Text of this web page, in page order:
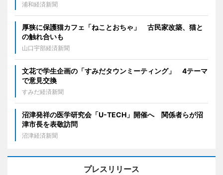
浦和経済新聞
厚狭に保護猫カフェ「ねことおちゃ」 古民家改築、猫と
の触れ合いも
山口宇部経済新聞
文花で学生企画の「すみだタウンミーティング」 4テーマ
で意見交換
すみだ経済新聞
沼津発祥の医学研究会「U-TECH」開催へ 関係者らが沼
津市長を表敬訪問
沼津経済新聞
プレスリリース